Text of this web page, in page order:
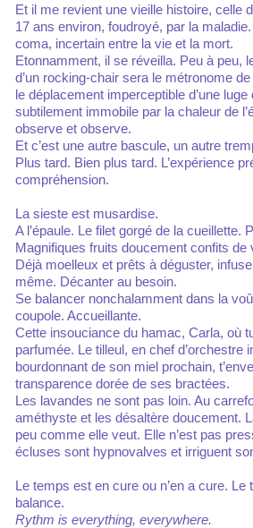
Et il me revient une vieille histoire, celle
17 ans environ, foudroyé, par la
coma, incertain entre la vie et la mort.
Etonnamment, il se réveilla. Peu à peu,
d’un rocking-chair sera le métronome
le déplacement imperceptible d’une
subtilement immobile par la chaleur de
observe et observe.
Et c’est une autre bascule, un autre
Plus tard. Bien plus tard. L’expérience
compréhension.
La sieste est musardise.
A l’épaule. Le filet gorgé de la cueillette.
Magnifiques fruits doucement confits de
Déjà moelleux et prêts à déguster,
même. Décanter au besoin.
Se balancer nonchalamment dans la
coupole. Accueillante.
Cette insouciance du hamac, Carla, où
parfumée. Le tilleul, en chef d’orchestre
bourdonnant de son miel prochain,
transparence dorée de ses bractées.
Les lavandes ne sont pas loin. Au
améthyste et les désaltère doucement.
peu comme elle veut. Elle n’est pas
écluses sont hypnovalves et irriguent
Le temps est en cure ou n’en a cure. Le
balance.
Rythm is everything, everywhere.